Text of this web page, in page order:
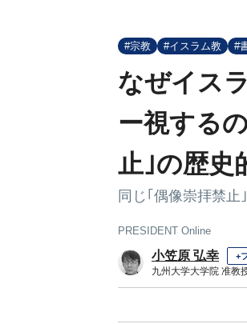
#宗教 #イスラム教 #
なぜイス
ー視する
止｣の歴史
同じ｢偶像崇拝禁
PRESIDENT Online
小笠原 弘幸 +
九州大学大学院 准教